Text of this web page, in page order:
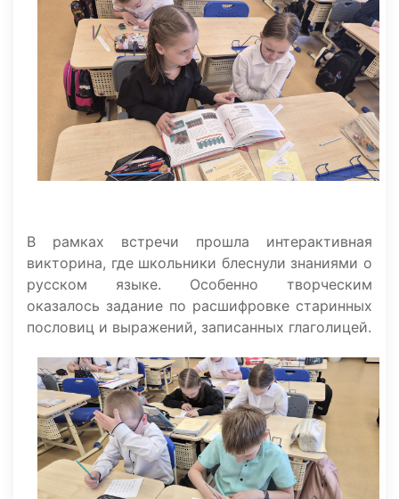
В рамках встречи прошла интерактивная
викторина, где школьники блеснули знаниями о
русском языке. Особенно творческим
оказалось задание по расшифровке старинных
пословиц и выражений, записанных глаголицей.